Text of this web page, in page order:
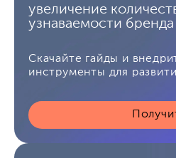
увеличение
узнаваемости бренда
Скачайте гайды и
инструменты для